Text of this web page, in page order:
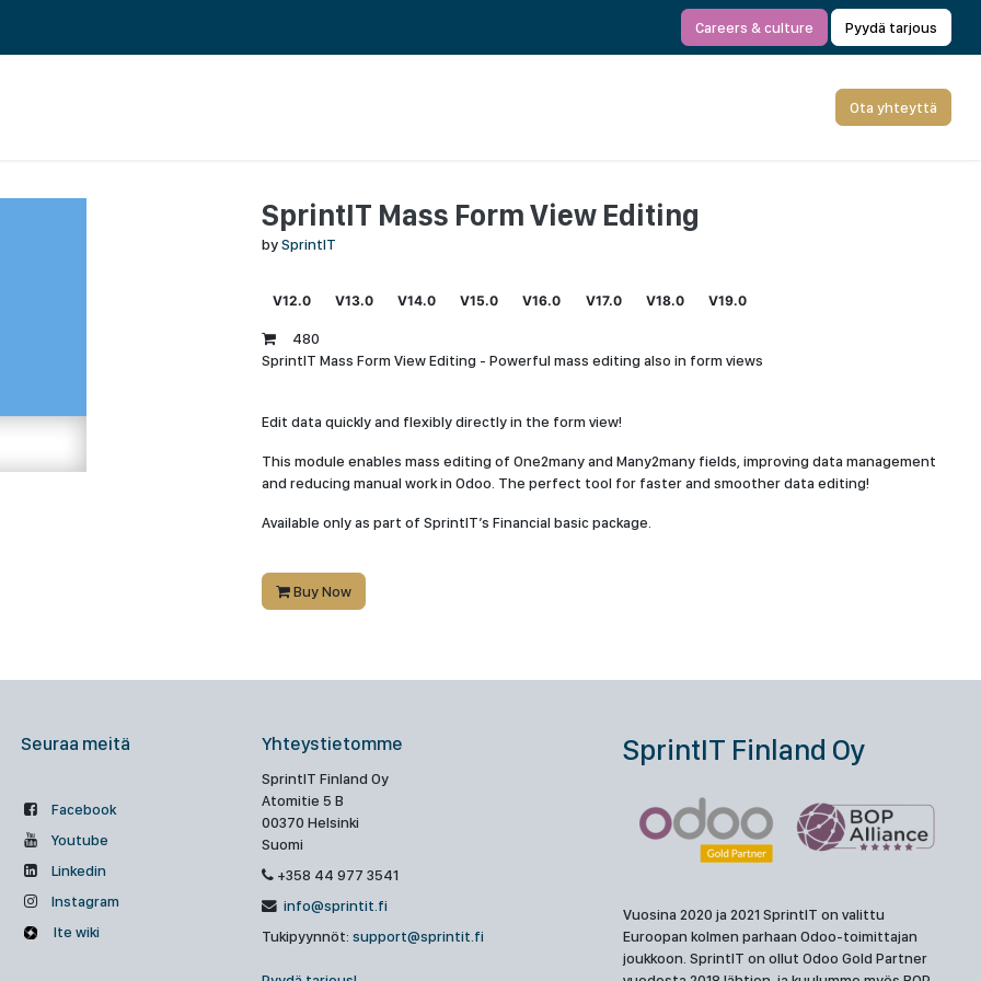
Careers & culture Pyydä tarjous
Ota yhteyttä
SprintIT Mass Form View Editing
bySprintIT
V12.0 V13.0 V14.0 V15.0 V16.0 V17.0 V18.0 V19.0
480
SprintIT Mass Form View Editing - Powerful mass editing also in form views
Edit data quickly and flexibly directly in the form view!
This module enables mass editing of One2many and Many2many fields, improving data management
and reducing manual work in Odoo. The perfect tool for faster and smoother data editing!
Available only as part of SprintIT’s Financial basic package.
Buy Now
Seuraa meitä
Facebook
Youtube
Linkedin
Instagram
Ite wiki
Yhteystietomme
SprintIT Finland Oy
Atomitie 5 B
00370 Helsinki
Suomi
+358 44 977 3541
info@sprintit.fi
Tukipyynnöt: support@sprintit.fi
SprintIT Finland Oy
Vuosina 2020 ja 2021 SprintIT on valittu
Euroopan kolmen parhaan Odoo-toimittajan
joukkoon. SprintIT on ollut Odoo Gold Partner